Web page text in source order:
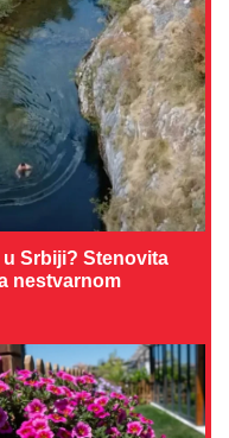
Srbiji? Stenovita
nestvarnom